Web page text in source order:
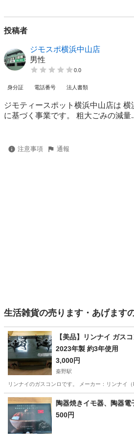
投稿者
ジモスポ横浜中山店
男性
0.0
身分証 電話番号 法人書類
ジモティースポット横浜中山店は
に基づく事業です。 粗⼤ごみの減量
注意事項 通報
生活雑貨の売ります・あげます
【美品】リンナイ ガス
2023年製 約3年使用
3,000円
秦野駅
リンナイのガスコンロです。 メーカー：リンナイ
神奈川 秦野市 秦野駅 調理器具
陶器焼きイモ器、陶器電
500円